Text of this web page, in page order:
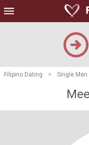
Filipino Dating > Single Men